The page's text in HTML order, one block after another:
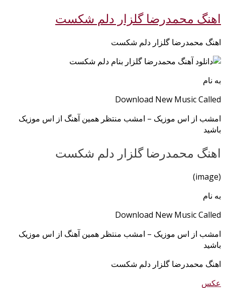
اهنگ محمدرضا گلزار دلم شکست
اهنگ محمدرضا گلزار دلم شکست
به نام
Download New Music Called
امشب از اس موزیک – امشب منتظر همین آهنگ از اس موزیک
باشید
اهنگ محمدرضا گلزار دلم شکست
(image)
به نام
Download New Music Called
امشب از اس موزیک – امشب منتظر همین آهنگ از اس موزیک
باشید
اهنگ محمدرضا گلزار دلم شکست
عکس